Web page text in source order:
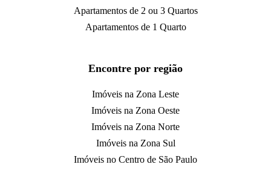
Apartamentos de 2 ou 3 Quartos
Apartamentos de 1 Quarto
Encontre por região
Imóveis na Zona Leste
Imóveis na Zona Oeste
Imóveis na Zona Norte
Imóveis na Zona Sul
Imóveis no Centro de São Paulo